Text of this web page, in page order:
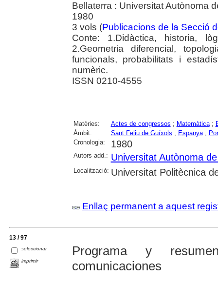
Bellaterra : Universitat Autònoma
1980
3 vols (Publicacions de la Secció
Conte: 1.Didàctica, historia,
2.Geometria diferencial,
funcionals, probabilitats i
numèric.
ISSN 0210-4555
Matèries: Actes de congressos ; Matemàtica;
Àmbit:
Sant Feliu de Guíxols ; Espanya;
Cronologia:
1980
Autors add.: Universitat Autònoma
Localització: Universitat Politècnica
Enllaç permanent a aquest
13 / 97
seleccionar
imprimir
Programa y
comunicaciones